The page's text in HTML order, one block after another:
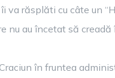
va răsplăti cu câte un
nu au încetat să creadă
în fruntea